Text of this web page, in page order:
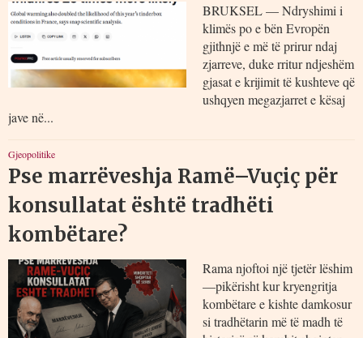
BRUKSEL — Ndryshimi i
klimës po e bën Evropën
gjithnjë e më të prirur ndaj
zjarreve, duke rritur ndjeshëm
gjasat e krijimit të kushteve që
ushqyen megazjarret e kësaj
jave në...
Gjeopolitike
Pse marrëveshja Ramë–Vuçiç për
konsullatat është tradhëti
kombëtare?
Rama njoftoi një tjetër lëshim
—pikërisht kur kryengritja
kombëtare e kishte damkosur
si tradhëtarin më të madh të